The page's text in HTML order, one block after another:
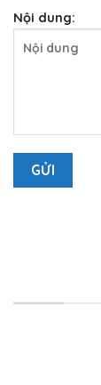
Nội dung: